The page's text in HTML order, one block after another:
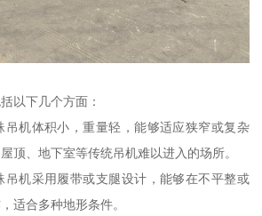
以下几个方面：
机体积小，重量轻，能够适应狭窄或复杂
顶、地下室等传统吊机难以进入的场所。
机采用履带或支腿设计，能够在不平整或
适合多种地形条件。